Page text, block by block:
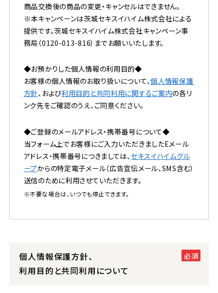
商品交換後の商品の変更・キャンセルはできません。
※本キャンペーンは茨城セキスイハイム株式会社による
提供です。茨城セキスイハイム株式会社キャンペーン事
務局（0120-013-816）までお願いいたします。
◆お預かりした個人情報の利用目的◆
お客様の個人情報のお取り扱いについて、個人情報保護
方針、および利用目的と共同利用に関するご案内の各リ
ンク先をご確認のうえ、ご同意ください。
◆ご登録のメールアドレス・携帯番号について◆
当フォーム上でお客様にご入力いただきましたEメール
アドレス・携帯番号につきましては、セキスイハイムグル
ープからの特定電子メール（広告宣伝メール、SMS含む）
送信のために利用させていただきます。
※不要な場合は、いつでも停止できます。
個人情報保護方針、
利用目的と共同利用について